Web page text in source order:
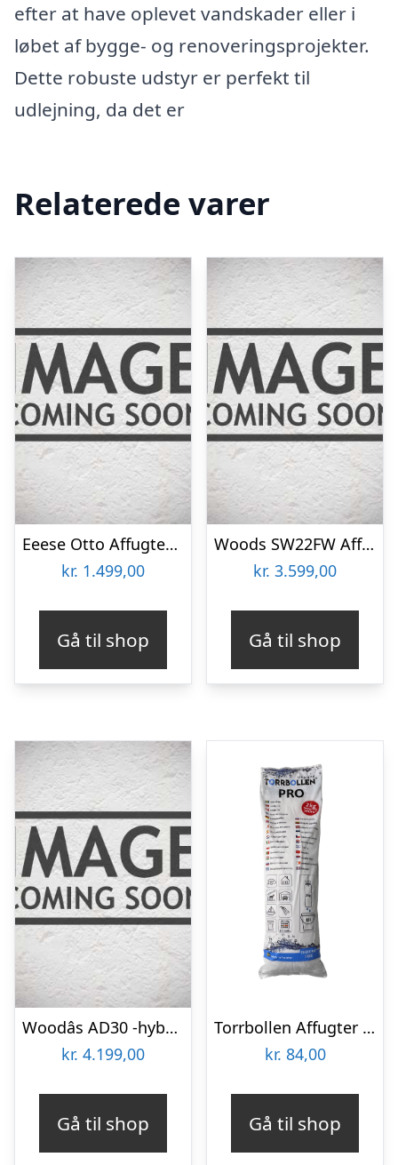
efter at have oplevet vandskader eller i
løbet af bygge- og renoveringsprojekter.
Dette robuste udstyr er perfekt til
udlejning, da det er
Relaterede varer
Eeese Otto Affugter 13l, Wi-fi
kr. 1.499,00
Gå til shop
Woods SW22FW Affugter
kr. 3.599,00
Gå til shop
Woodâs AD30 -hybrid affugter-luftrenser Affugter/luftrenser
kr. 4.199,00
Gå til shop
Torrbollen Affugter Pro pose 2kg
kr. 84,00
Gå til shop